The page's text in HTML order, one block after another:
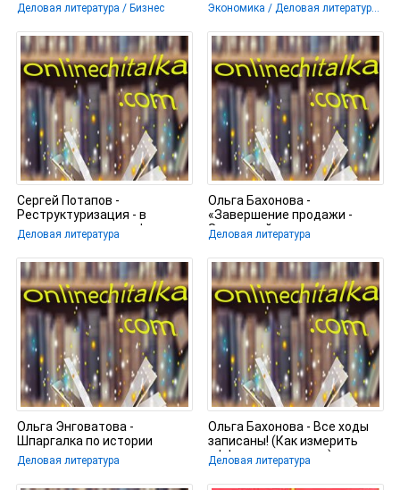
Деловая литература / Бизнес Экономика / Деловая литература / Маркетинг, PR, реклама
Сергей Потапов -
Реструктуризация - в
поисках идеальных форм
Деловая литература
Ольга Бахонова -
«Завершение продажи -
Здесь, сейчас, навсегда»
Деловая литература
Ольга Энговатова -
Шпаргалка по истории
экономики
Деловая литература
Ольга Бахонова - Все ходы
записаны! (Как измерить
эффект от рекламы)
Деловая литература